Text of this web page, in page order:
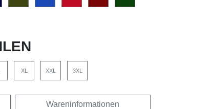
XL XXL 3XL
Wareninformationen